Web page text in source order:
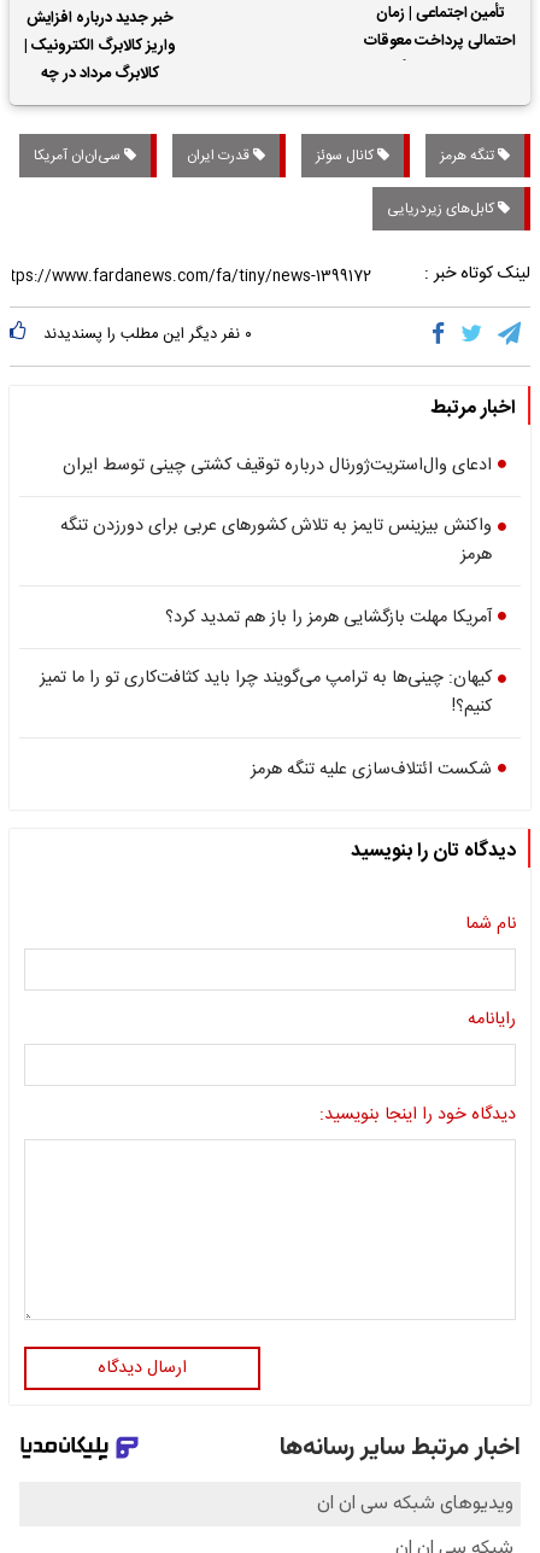
تأمین اجتماعی | زمان
احتمالی پرداخت معوقات
خبر جدید درباره افزایش
واریز کالابرگ الکترونیک |
کالابرگ مرداد در چه
تاریخی واریز خواهد شد؟
تنگه هرمز کانال سوئز قدرت ایران سی‌ان‌ان آمریکا
کابل‌های زیردریایی
لینک کوتاه خبر :
۰ نفر دیگر این مطلب را پسندیدند
اخبار مرتبط
ادعای وال‌استریت‌ژورنال درباره توقیف کشتی چینی توسط ایران
واکنش بیزینس تایمز به تلاش کشورهای عربی برای دورزدن تنگه
هرمز
آمریکا مهلت بازگشایی هرمز را باز هم تمدید کرد؟
کیهان: چینی‌ها به ترامپ می‌گویند چرا باید کثافت‌کاری تو را ما تمیز
کنیم؟!
شکست ائتلاف‌سازی علیه تنگه هرمز
دیدگاه تان را بنویسید
نام شما
رایانامه
دیدگاه خود را اینجا بنویسید:
ارسال دیدگاه